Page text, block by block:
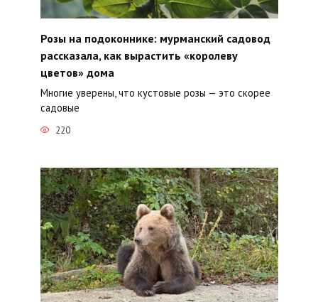
Розы на подоконнике: мурманский садовод
рассказала, как вырастить «королеву
цветов» дома
Многие уверены, что кустовые розы — это скорее
садовые
220